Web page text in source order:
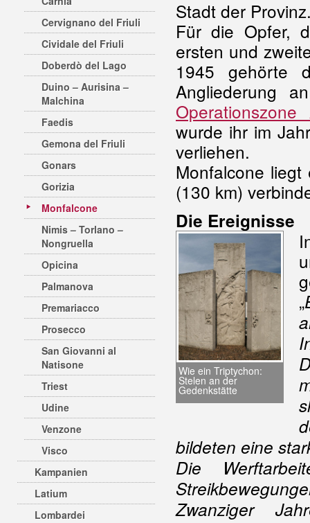
Cervignano del Friuli
Cividale del Friuli
Doberdò del Lago
Duino – Aurisina –
Malchina
Faedis
Gemona del Friuli
Gonars
Gorizia
Monfalcone
Nimis – Torlano –
Nongruella
Opicina
Palmanova
Premariacco
Prosecco
San Giovanni al
Natisone
Triest
Udine
Venzone
Visco
Kampanien
Latium
Lombardei
Stadt der
Für die Opfer,
ersten und
1945 gehörte
Angliederung
wurde ihr im
verliehen.
Monfalcone
(130 km)
Die Ereignisse
Wie ein Triptychon:
Stelen an der
Gedenkstätte
„
bildeten eine
Die
Zwanziger